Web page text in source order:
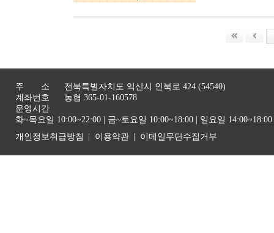
주 소
전북특별자치도 익산시 인북로 424 (54540)
계좌번호
농협 365-01-160578
운영시간
화~목요일 10:00~22:00 | 금~토요일 10:00~18:00 | 일요일
개인정보취급방침
이용약관 이메일무단수집거부